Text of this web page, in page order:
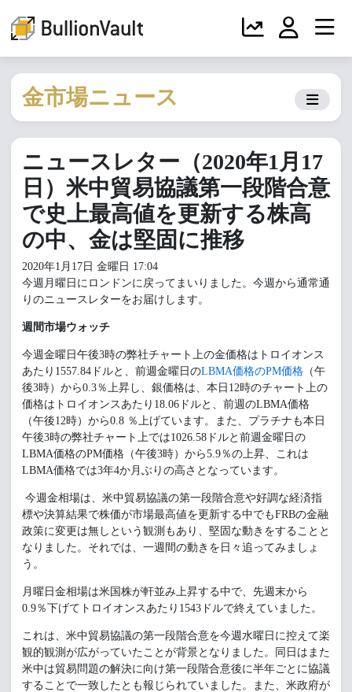
金市場ニュース
ニュースレター（2020年1月17
日）米中貿易協議第一段階合意
で史上最高値を更新する株高
の中、金は堅固に推移
2020年1月17日 金曜日 17:04
今週月曜日にロンドンに戻ってまいりました。今週から通常通
りのニュースレターをお届けします。
週間市場ウォッチ
今週金曜日午後3時の弊社チャート上の金価格はトロイオンス
あたり1557.84ドルと、前週金曜日のLBMA価格のPM価格 （午
後3時）から0.3％上昇し、銀価格は、本日12時のチャート上の
価格はトロイオンスあたり18.06ドルと、前週のLBMA価格
（午後12時）から0.8 ％上げています。また、プラチナも本日
午後3時の弊社チャート上では1026.58ドルと前週金曜日の
LBMA価格のPM価格（午後3時）から5.9％の上昇、これは
LBMA価格では3年4か月ぶりの高さとなっています。
今週金相場は、米中貿易協議の第一段階合意や好調な経済指
標や決算結果で株価が市場最高値を更新する中でもFRBの金融
政策に変更は無しという観測もあり、堅固な動きをすることと
なりました。それでは、一週間の動きを日々追ってみましょ
う。
月曜日金相場は米国株が軒並み上昇する中で、先週末から
0.9％下げてトロイオンスあたり1543ドルで終えていました。
これは、米中貿易協議の第一段階合意を今週水曜日に控えて楽
観的観測が広がっていたことが背景となりました。同日はまた
米中は貿易問題の解決に向け第一段階合意後に半年ごとに協議
することで一致したとも報じられていました。また、米政府が